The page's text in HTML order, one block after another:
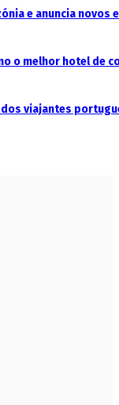
e anuncia
o melhor hotel de
viajantes